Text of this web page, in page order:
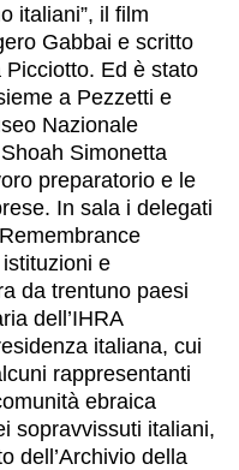
italiani”, il film
Gabbai e scritto
Ed è stato
a Pezzetti e
Nazionale
Simonetta
preparatorio e le
In sala i delegati
e
da trentuno paesi
dell’IHRA
italiana, cui
rappresentanti
ebraica
sopravvissuti italiani,
dell’Archivio della